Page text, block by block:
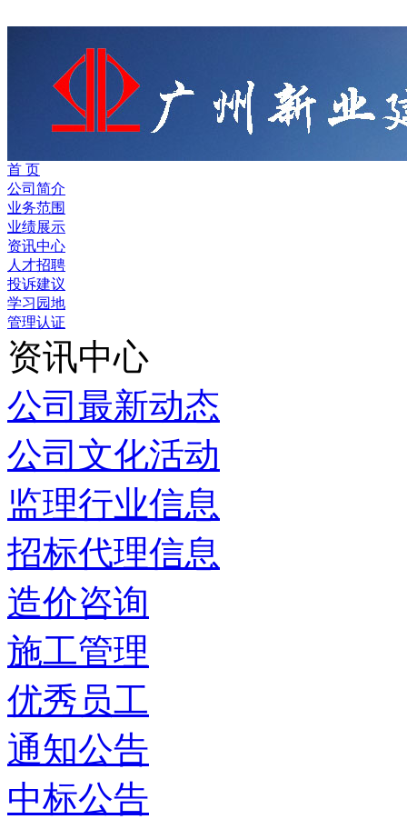
首 页
公司简介
业务范围
业绩展示
资讯中心
人才招聘
投诉建议
学习园地
管理认证
资讯中心
公司最新动态
公司文化活动
监理行业信息
招标代理信息
造价咨询
施工管理
优秀员工
通知公告
中标公告